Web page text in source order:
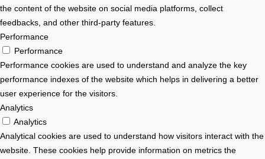
the content of the website on social media platforms, collect
feedbacks, and other third-party features.
Performance
Performance
Performance cookies are used to understand and analyze the key
performance indexes of the website which helps in delivering a better
user experience for the visitors.
Analytics
Analytics
Analytical cookies are used to understand how visitors interact with the
website. These cookies help provide information on metrics the